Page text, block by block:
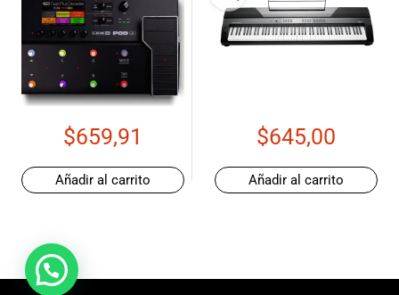
$659,91
Añadir al carrito
$645,00
Añadir al carrito